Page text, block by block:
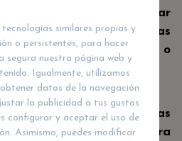
importantes como:
llegar
exactamente las
de una receta o
conlas magnitudes y las
a estar enfocados para
similares propias y
o persistentes, para hacer
segura nuestra página web y
Igualmente, utilizamos
datos de la navegación
la publicidad a tus gustos
configurar y aceptar el uso de
Asimismo, puedes modificar